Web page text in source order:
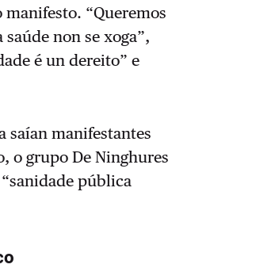
manifesto. “Queremos
non se xoga”,
é un dereito” e
saían manifestantes
o grupo De Ninghures
pública